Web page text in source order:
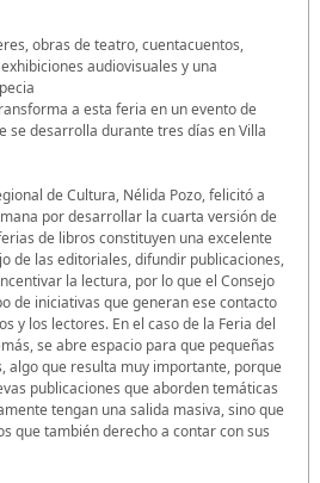
obras de teatro, cuentacuentos,
audiovisuales y una
a esta feria en un evento de
se desarrolla durante tres días en Villa
de Cultura, Nélida Pozo, felicitó a
por desarrollar la cuarta versión de
de libros constituyen una excelente
de las editoriales, difundir publicaciones,
la lectura, por lo que el Consejo
de iniciativas que generan ese contacto
y los lectores. En el caso de la Feria del
se abre espacio para que pequeñas
algo que resulta muy importante, porque
publicaciones que aborden temáticas
tengan una salida masiva, sino que
que también derecho a contar con sus